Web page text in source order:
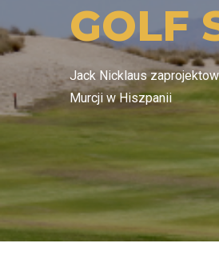
GOLF
Jack Nicklaus
Murcji w Hiszpanii